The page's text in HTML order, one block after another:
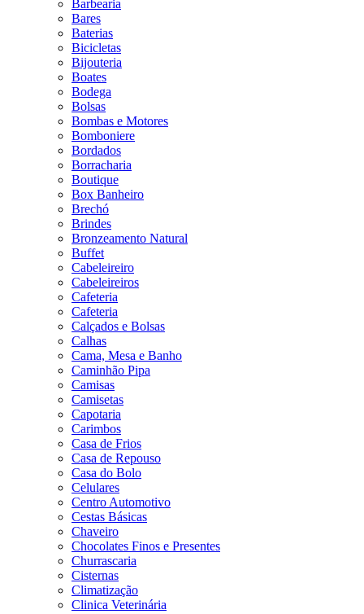
Barbearia
Bares
Baterias
Bicicletas
Bijouteria
Boates
Bodega
Bolsas
Bombas e Motores
Bomboniere
Bordados
Borracharia
Boutique
Box Banheiro
Brechó
Brindes
Bronzeamento Natural
Buffet
Cabeleireiro
Cabeleireiros
Cafeteria
Cafeteria
Calçados e Bolsas
Calhas
Cama, Mesa e Banho
Caminhão Pipa
Camisas
Camisetas
Capotaria
Carimbos
Casa de Frios
Casa de Repouso
Casa do Bolo
Celulares
Centro Automotivo
Cestas Básicas
Chaveiro
Chocolates Finos e Presentes
Churrascaria
Cisternas
Climatização
Clinica Veterinária